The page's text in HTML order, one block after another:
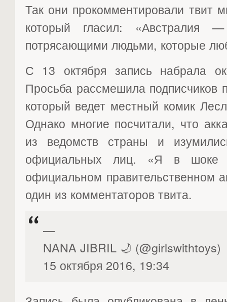
Так они прокомментировали твит
который гласил: «Австралия
потрясающими людьми, которые
С 13 октября запись набрала
Просьба рассмешила
который ведет местный комик
Однако многие посчитали, что
из ведомств страны и
официальных лиц. «Я в шоке
официальном правительственном
один из комментаторов твита.
—
NANA JIBRIL 🌙 (@girlswithtoys)
15 октября 2016, 19:34